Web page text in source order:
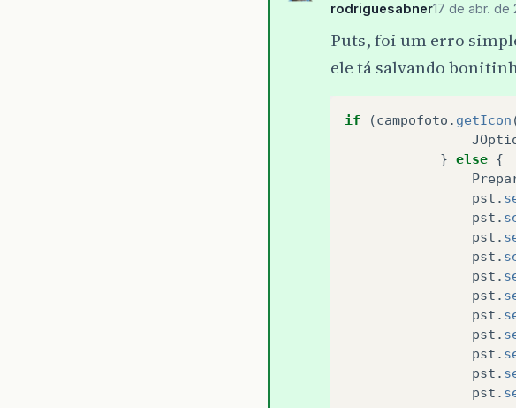
rodriguesabner17 de abr. de
Puts, foi um erro
ele tá salvando
if (campofoto . getIcon
} else {
pst .
pst .
pst .
pst .
pst .
pst .
pst .
pst .
pst .
pst .
pst .